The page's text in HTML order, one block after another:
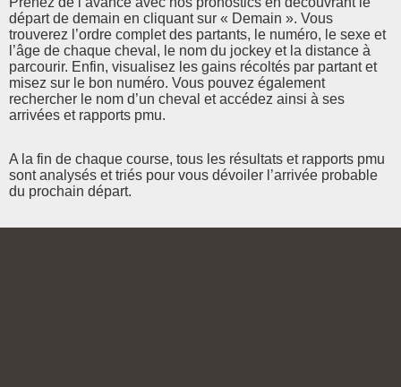
départ de demain en cliquant sur « Demain ». Vous
trouverez l’ordre complet des partants, le numéro, le sexe et
l’âge de chaque cheval, le nom du jockey et la distance à
parcourir. Enfin, visualisez les gains récoltés par partant et
misez sur le bon numéro. Vous pouvez également
rechercher le nom d’un cheval et accédez ainsi à ses
arrivées et rapports pmu.
A la fin de chaque course, tous les résultats et rapports pmu
sont analysés et triés pour vous dévoiler l’arrivée probable
du prochain départ.